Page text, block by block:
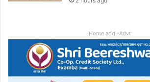
Home add -Advt